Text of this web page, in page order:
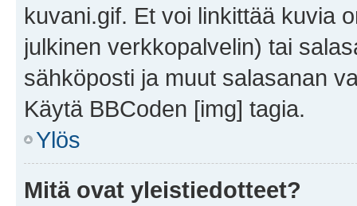
kuvani.gif. Et voi linkittää kuvia
julkinen verkkopalvelin) tai
sähköposti ja muut salasanan
Käytä BBCoden [img] tagia.
Ylös
Mitä ovat yleistiedotteet?